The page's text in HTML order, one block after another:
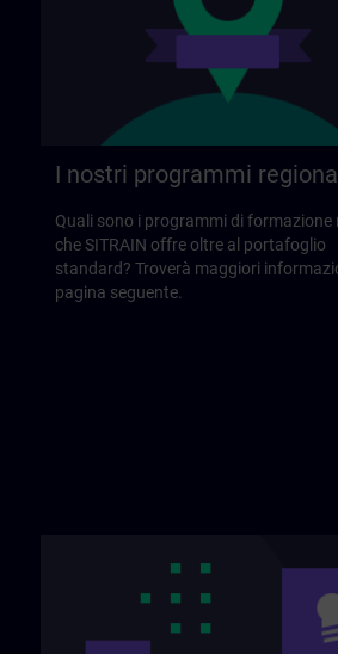
I nostri programmi
Quali sono i programmi di formazione
che SITRAIN offre oltre al portafoglio
standard? Troverà maggiori
pagina seguente.